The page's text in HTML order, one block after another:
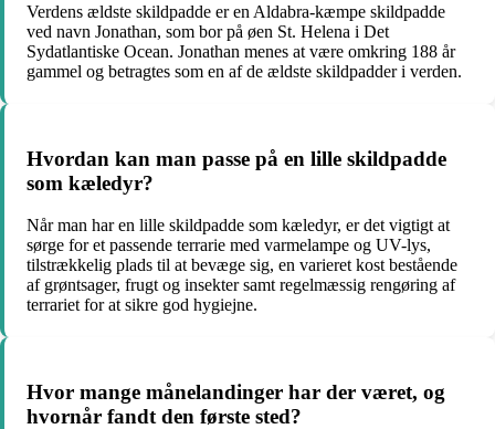
Verdens ældste skildpadde er en Aldabra-kæmpe skildpadde
ved navn Jonathan, som bor på øen St. Helena i Det
Sydatlantiske Ocean. Jonathan menes at være omkring 188 år
gammel og betragtes som en af de ældste skildpadder i verden.
Hvordan kan man passe på en lille skildpadde
som kæledyr?
Når man har en lille skildpadde som kæledyr, er det vigtigt at
sørge for et passende terrarie med varmelampe og UV-lys,
tilstrækkelig plads til at bevæge sig, en varieret kost bestående
af grøntsager, frugt og insekter samt regelmæssig rengøring af
terrariet for at sikre god hygiejne.
Hvor mange månelandinger har der været, og
hvornår fandt den første sted?